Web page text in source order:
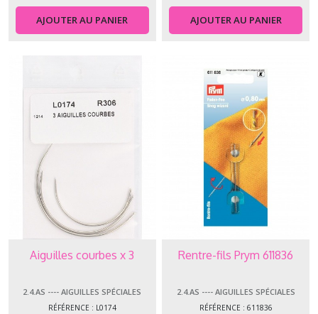
AJOUTER AU PANIER AJOUTER AU PANIER
Aiguilles courbes x 3
2.4.AS ---- AIGUILLES SPÉCIALES
RÉFÉRENCE : L0174
Rentre-fils Prym 611836
2.4.AS ---- AIGUILLES SPÉCIALES
RÉFÉRENCE : 611836